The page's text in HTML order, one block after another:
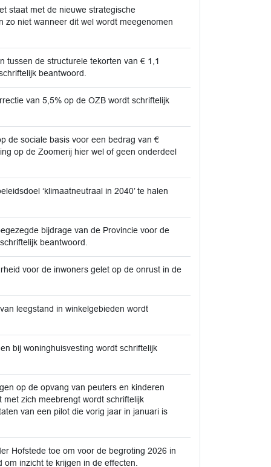
staat met de nieuwe strategische
zo niet wanneer dit wel wordt meegenomen
tussen de structurele tekorten van € 1,1
beantwoord.
van 5,5% op de OZB wordt schriftelijk
de sociale basis voor een bedrag van €
op de Zoomerij hier wel of geen onderdeel
‘klimaatneutraal in 2040’ te halen
bijdrage van de Provincie voor de
beantwoord.
voor de inwoners gelet op de onrust in de
leegstand in winkelgebieden wordt
bij woninghuisvesting wordt schriftelijk
op de opvang van peuters en kinderen
met zich meebrengt wordt schriftelijk
van een pilot die vorig jaar in januari is
Hofstede toe om voor de begroting 2026 in
inzicht te krijgen in de effecten.